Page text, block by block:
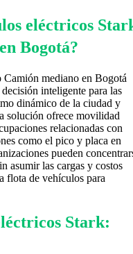
eléctricos
Bogotá?
mediano en Bogotá
inteligente para las
dinámico de la ciudad y
solución ofrece movilidad
relacionadas con
como el pico y placa en
pueden
asumir las cargas y costos
flota de vehículos para
Stark: